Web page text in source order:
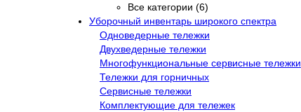
Все категории (6)
Уборочный инвентарь широкого спектра
Одноведерные тележки
Двухведерные тележки
Многофункциональные сервисные тележки
Тележки для горничных
Сервисные тележки
Комплектующие для тележек